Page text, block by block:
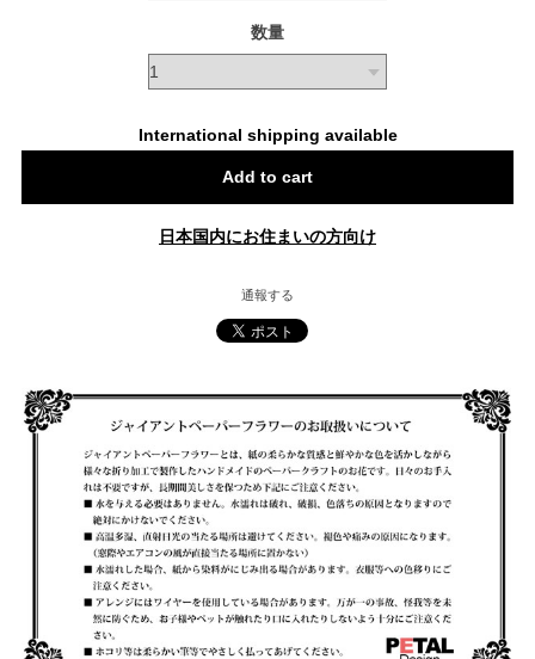
数量
International shipping available
Add to cart
日本国内にお住まいの方向け
通報する